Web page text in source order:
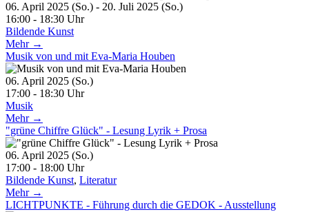
06. April 2025 (So.) - 20. Juli 2025 (So.)
16:00 - 18:30 Uhr
Bildende Kunst
Mehr →
Musik von und mit Eva-Maria Houben
06. April 2025 (So.)
17:00 - 18:30 Uhr
Musik
Mehr →
"grüne Chiffre Glück" - Lesung Lyrik + Prosa
06. April 2025 (So.)
17:00 - 18:00 Uhr
Bildende Kunst, Literatur
Mehr →
LICHTPUNKTE - Führung durch die GEDOK - Ausstellung